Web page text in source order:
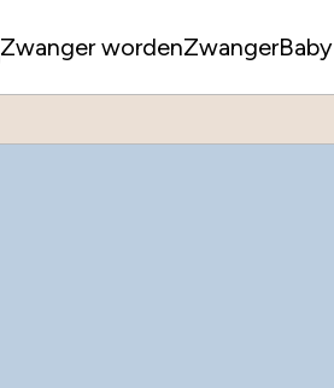
Zwanger wordenZwangerBaby